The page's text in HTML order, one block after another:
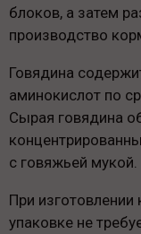
блоков, а затем
производство
Говядина
аминокислот по
Сырая говядина
с говяжьей мукой.
При
упаковке не